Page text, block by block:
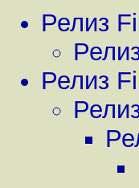
Релиз
Релиз